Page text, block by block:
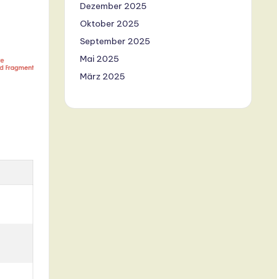
Dezember 2025
Oktober 2025
September 2025
Mai 2025
März 2025